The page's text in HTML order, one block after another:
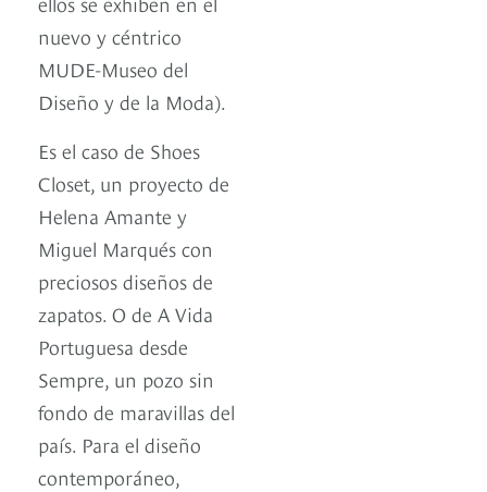
nuevo y céntrico
MUDE-Museo del
Diseño y de la Moda).
Es el caso de Shoes
Closet, un proyecto de
Helena Amante y
Miguel Marqués con
preciosos diseños de
zapatos. O de A Vida
Portuguesa desde
Sempre, un pozo sin
fondo de maravillas del
país. Para el diseño
contemporáneo,